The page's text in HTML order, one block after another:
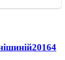
20164